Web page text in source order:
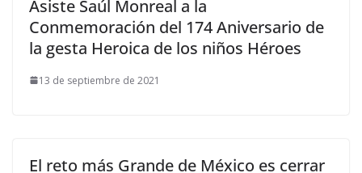
Asiste Saúl Monreal a la
Conmemoración del 174 Aniversario de
la gesta Heroica de los niños Héroes
13 de septiembre de 2021
El reto más Grande de México es cerrar